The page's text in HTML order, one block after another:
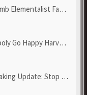
Fast - Grab POE Curren...
Harvest with Looney Tun...
Stop Failed - Grab Bluep...